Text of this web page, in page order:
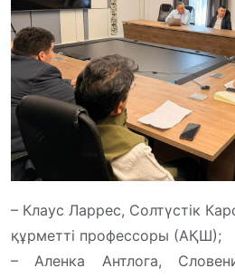
– Клаус Ларрес, Солтүстік
құрметті профессоры (АҚШ);
– Аленка Антлога,